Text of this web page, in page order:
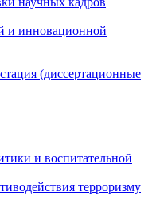
и инновационной
(диссертационные
и воспитательной
терроризму